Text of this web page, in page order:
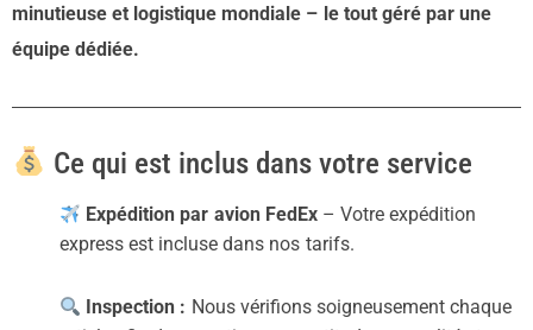
minutieuse et logistique mondiale – le tout géré par une
équipe dédiée.
Ce qui est inclus dans votre service
Expédition par avion FedEx– Votre expédition
express est incluse dans nos tarifs.
Inspection : Nous vérifions soigneusement chaque